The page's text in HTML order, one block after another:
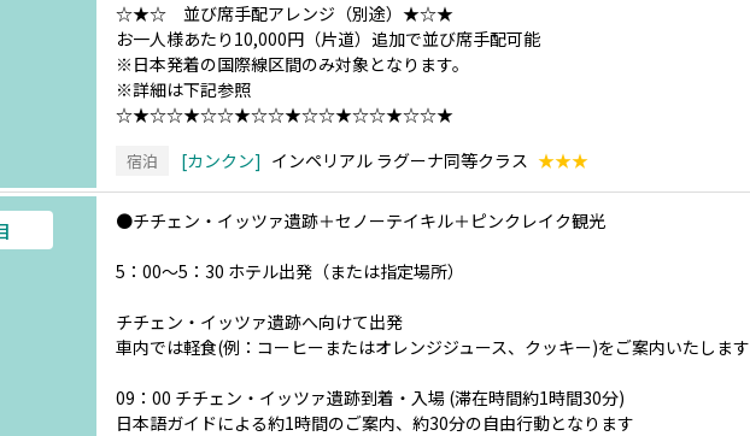
☆★☆ 並び席手配アレンジ（別途）★☆★
お一人様あたり10,000円（片道）追加で並び席手配可能
※日本発着の国際線区間のみ対象となります。
※詳細は下記参照
☆★☆☆★☆☆★☆☆★☆☆★☆☆★☆☆★
宿泊 カンクン インペリアル ラグーナ同等クラス ★★★
●チチェン・イッツァ遺跡＋セノーテイキル＋ピンクレイク観光
5：00～5：30 ホテル出発（または指定場所）
チチェン・イッツァ遺跡へ向けて出発
車内では軽食(例：コーヒーまたはオレンジジュース、クッキー)をご案内いたします
09：00 チチェン・イッツァ遺跡到着・入場 (滞在時間約1時間30分)
日本語ガイドによる約1時間のご案内、約30分の自由行動となります